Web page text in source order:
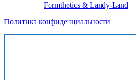
Formthotics & Landy-Land
Политика конфиденциальности